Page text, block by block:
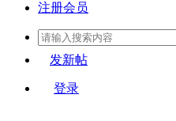
注册会员
发新帖
登录